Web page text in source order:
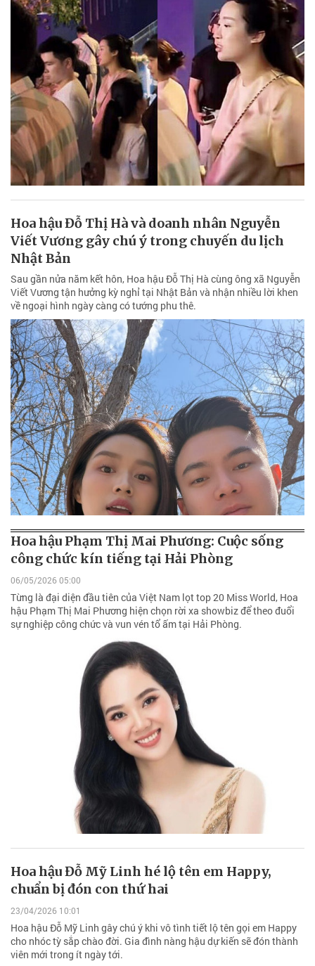
Hoa hậu Đỗ Thị Hà và doanh nhân Nguyễn
Viết Vương gây chú ý trong chuyến du lịch
Nhật Bản
Sau gần nửa năm kết hôn, Hoa hậu Đỗ Thị Hà cùng ông xã Nguyễn
Viết Vương tận hưởng kỳ nghỉ tại Nhật Bản và nhận nhiều lời khen
về ngoại hình ngày càng có tướng phu thê.
Hoa hậu Phạm Thị Mai Phương: Cuộc sống
công chức kín tiếng tại Hải Phòng
06/05/2026 05:00
Từng là đại diện đầu tiên của Việt Nam lọt top 20 Miss World, Hoa
hậu Phạm Thị Mai Phương hiện chọn rời xa showbiz để theo đuổi
sự nghiệp công chức và vun vén tổ ấm tại Hải Phòng.
Hoa hậu Đỗ Mỹ Linh hé lộ tên em Happy,
chuẩn bị đón con thứ hai
23/04/2026 10:01
Hoa hậu Đỗ Mỹ Linh gây chú ý khi vô tình tiết lộ tên gọi em Happy
cho nhóc tỳ sắp chào đời. Gia đình nàng hậu dự kiến sẽ đón thành
viên mới trong ít ngày tới.